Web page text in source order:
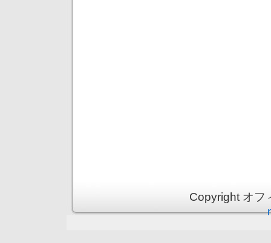
Copyright オ